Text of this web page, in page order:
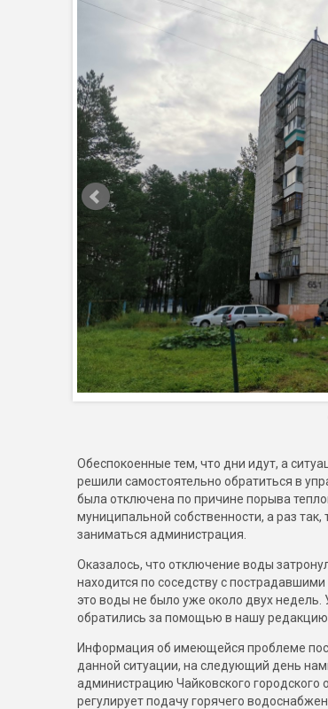
Обеспокоенные тем, что дни идут, а
решили самостоятельно обратиться в
была отключена по причине порыва
муниципальной собственности, а раз
заниматься администрация.
Оказалось, что отключение воды
находится по соседству с
это воды не было уже около двух
обратились за помощью в нашу редакцию.
Информация об имеющейся проблеме
данной ситуации, на следующий день
администрацию Чайковского
регулирует подачу горячего